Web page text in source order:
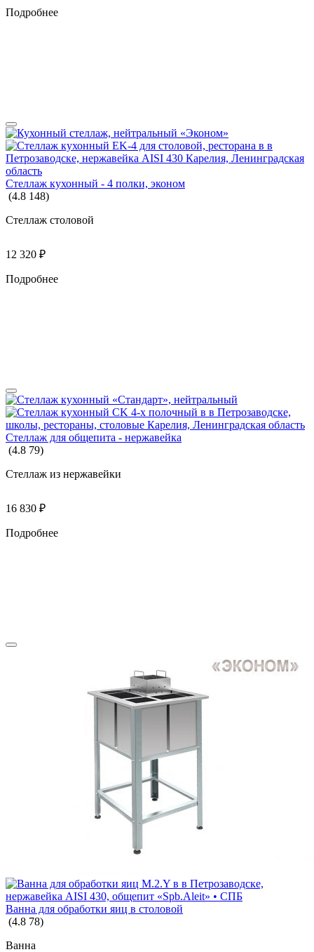
Подробнее
Стеллаж кухонный - 4 полки, эконом
(4.8 148)
Стеллаж столовой
12 320 ₽
Подробнее
Стеллаж для общепита - нержавейка
(4.8 79)
Стеллаж из нержавейки
16 830 ₽
Подробнее
Ванна для обработки яиц в столовой
(4.8 78)
Ванна